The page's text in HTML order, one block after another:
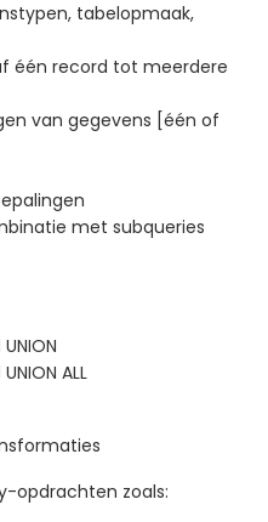
tabelopmaak,
één record tot meerdere
van gegevens [één of
met subqueries
ALL
opdrachten zoals: